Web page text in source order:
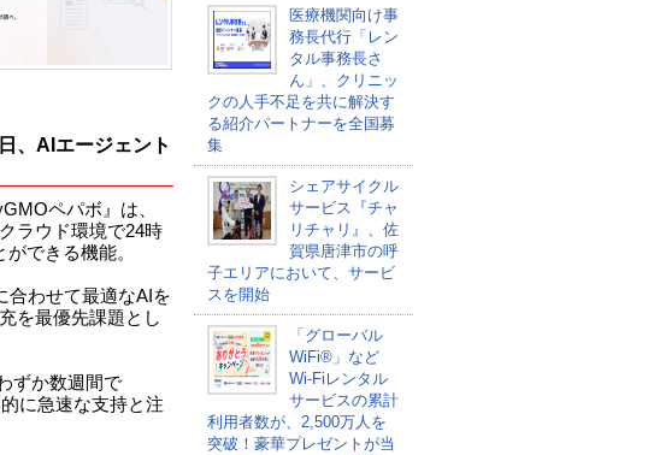
、AIエージェント
ペパボ』は、
ラウド環境で24時
できる機能。
合わせて最適なAIを
を最優先課題とし
ずか数週間で
に急速な支持と注
医療機関向け事
務長代行「レン
タル事務長さ
ん」、クリニッ
クの人手不足を共に解決す
る紹介パートナーを全国募
集
シェアサイクル
サービス『チャ
リチャリ』、佐
賀県唐津市の呼
子エリアにおいて、サービ
スを開始
「グローバル
WiFi®」など
Wi-Fiレンタル
サービスの累計
利用者数が、2,500万人を
突破！豪華プレゼントが当